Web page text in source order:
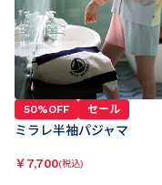
50%OFF セール
ミラレ半袖パジャマ
￥ 7,700(税込)